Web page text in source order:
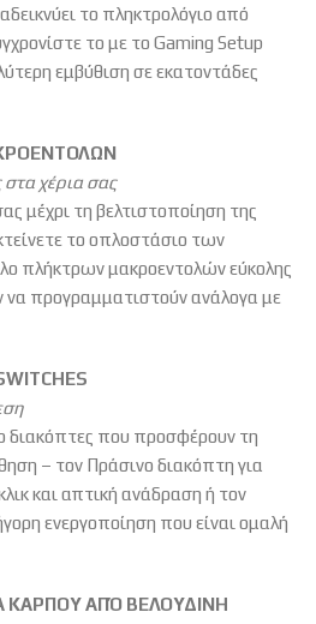
το πληκτρολόγιο από
το με το Gaming Setup
εμβύθιση σε εκατοντάδες
χέρια σας
μέχρι τη βελτιστοποίηση της
το οπλοστάσιο των
πλήκτρων μακροεντολών εύκολης
προγραμματιστούν ανάλογα με
διακόπτες που προσφέρουν τη
– τον Πράσινο διακόπτη για
και απτική ανάδραση ή τον
ενεργοποίηση που είναι ομαλή
ΚΑΡΠΟΥ ΑΠΌ ΒΕΛΟΥΔΙΝΗ